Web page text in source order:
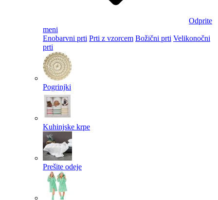
Odprite
meni
Enobarvni prti Prti z vzorcem Božični prti Velikonočni
prti​
Pogrinjki
Kuhinjske krpe
Prešite odeje